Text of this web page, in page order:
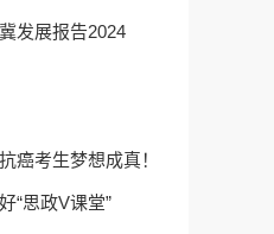
发展报告2024
癌考生梦想成真！
“思政V课堂”